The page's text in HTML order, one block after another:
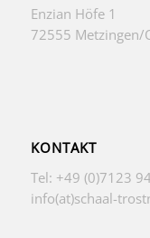
Enzian Höfe 1
72555 Metzingen/
KONTAKT
Tel: +49 (0)7123
info(at)schaal-